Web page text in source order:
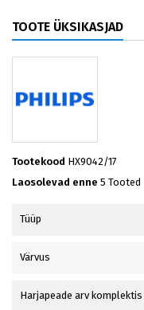
TOOTE ÜKSIKASJAD
Tootekood HX9042/17
Laosolevad enne 5 Tooted
Tüüp
Värvus
Harjapeade arv komplektis